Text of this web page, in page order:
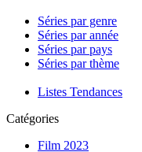
Séries par genre
Séries par année
Séries par pays
Séries par thème
Listes Tendances
Catégories
Film 2023